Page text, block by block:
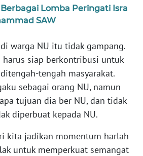
Berbagai Lomba Peringati Isra
SAW
warga NU itu tidak gampang.
harus siap berkontribusi untuk
tengah masyarakat.
sebagai orang NU, namun
tujuan dia ber NU, dan tidak
diperbuat kepada NU.
kita jadikan momentum harlah
untuk memperkuat semangat